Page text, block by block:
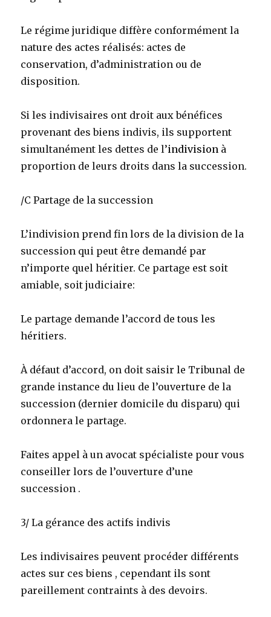
Le régime juridique diffère conformément la
nature des actes réalisés: actes de
conservation, d’administration ou de
disposition.
Si les indivisaires ont droit aux bénéfices
provenant des biens indivis, ils supportent
simultanément les dettes de l’indivision à
proportion de leurs droits dans la succession.
/C Partage de la succession
L’indivision prend fin lors de la division de la
succession qui peut être demandé par
n’importe quel héritier. Ce partage est soit
amiable, soit judiciaire:
Le partage demande l’accord de tous les
héritiers.
À défaut d’accord, on doit saisir le Tribunal de
grande instance du lieu de l’ouverture de la
succession (dernier domicile du disparu) qui
ordonnera le partage.
Faites appel à un avocat spécialiste pour vous
conseiller lors de l’ouverture d’une
succession .
3/ La gérance des actifs indivis
Les indivisaires peuvent procéder différents
actes sur ces biens , cependant ils sont
pareillement contraints à des devoirs.